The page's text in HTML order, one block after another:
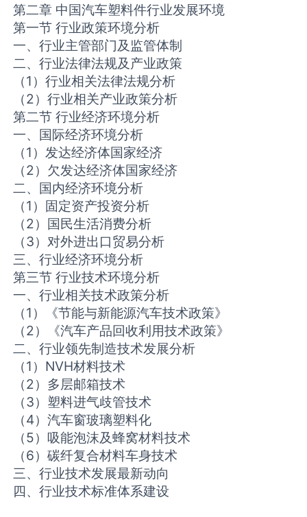
第二章 中国汽车塑料件行业发展环境
第一节 行业政策环境分析
一、行业主管部门及监管体制
二、行业法律法规及产业政策
（1）行业相关法律法规分析
（2）行业相关产业政策分析
第二节 行业经济环境分析
一、国际经济环境分析
（1）发达经济体国家经济
（2）欠发达经济体国家经济
二、国内经济环境分析
（1）固定资产投资分析
（2）国民生活消费分析
（3）对外进出口贸易分析
三、行业经济环境分析
第三节 行业技术环境分析
一、行业相关技术政策分析
（1）《节能与新能源汽车技术政策》
（2）《汽车产品回收利用技术政策》
二、行业领先制造技术发展分析
（1）NVH材料技术
（2）多层邮箱技术
（3）塑料进气歧管技术
（4）汽车窗玻璃塑料化
（5）吸能泡沫及蜂窝材料技术
（6）碳纤复合材料车身技术
三、行业技术发展最新动向
四、行业技术标准体系建设